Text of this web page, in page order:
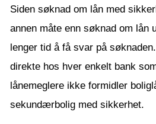
Siden søknad om lån med
annen måte enn søknad om lån
lenger tid å få svar på
direkte hos hver enkelt bank
lånemeglere ikke formidler
sekundærbolig med sikkerhet.